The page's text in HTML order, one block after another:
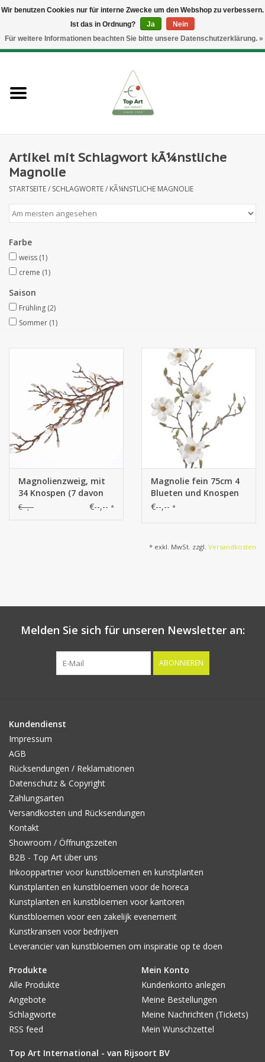
/BGN/DKK /ISK/NOK
0 Artikel - €--,--
Neues
Blumenzubehör
Kunstblumen
Kunstpflanzen
Blatt- und Beerenzweige
Kunstobst
Deko divers
Artikel mit Schlagwort kÃ¼nstliche
Magnolie
STARTSEITE/ SCHLAGWORTE/ KÃ¼NSTLICHE MAGNOLIE
Farbe
weiss (1)
creme (1)
Saison
Frühling (2)
Sommer (1)
Magnolienzweig, mit
34 Knospen (7 davon
offen), 104cm
€--,-- €--,-- *
Magnolie fein 75cm 4
Blueten und Knospen
€--,-- *
* exkl. MwSt. zzgl. Versandkosten
Melden Sie sich für unseren Newsletter an:
ABONNIEREN
Kundendienst
Impressum
AGB
Rücksendungen / Reklamationen
Datenschutz & Copyright
Zahlungsarten
Versandkosten und Rücksendungen
Kontakt
Showroom / Öffnungszeiten
B2B - Top Art über uns
Inkooppartner voor kunstbloemen en kunstplanten
Kunstplanten en kunstbloemen voor de horeca
Kunstplanten en kunstbloemen voor kantoren
Kunstbloemen voor een zakelijk evenement
Kunstkransen voor bedrijven
Leverancier van kunstbloemen om inspiratie op te doen
Produkte
Alle Produkte
Angebote
Schlagworte
RSS feed
Mein Konto
Kundenkonto anlegen
Meine Bestellungen
Meine Nachrichten (Tickets)
Mein Wunschzettel
Top Art International - van Rijsoort BV
Wir benutzen Cookies nur für interne Zwecke um den Webshop zu verbessern.
Ist das in Ordnung?
Ja
Nein
Für weitere Informationen beachten Sie bitte unsere Datenschutzerklärung. »